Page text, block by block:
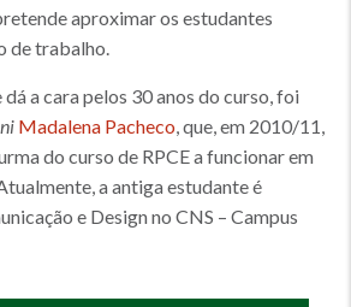
aproximar os estudantes
de trabalho.
a cara pelos 30 anos do curso, foi
Madalena Pacheco, que, em 2010/11,
do curso de RPCE a funcionar em
a antiga estudante é
e Design no CNS – Campus